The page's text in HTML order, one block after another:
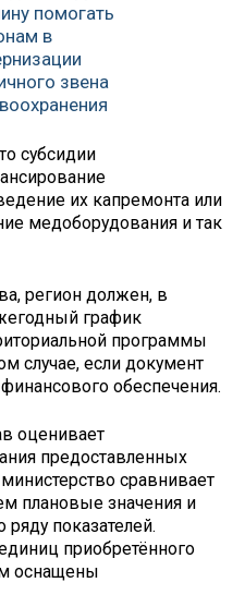
помогать
в
звена
субсидии
их капремонта или
медоборудования и так
регион должен, в
график
программы
случае, если документ
обеспечения.
оценивает
предоставленных
сравнивает
плановые значения и
показателей.
приобретённого
оснащены